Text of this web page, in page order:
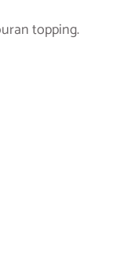
topping.